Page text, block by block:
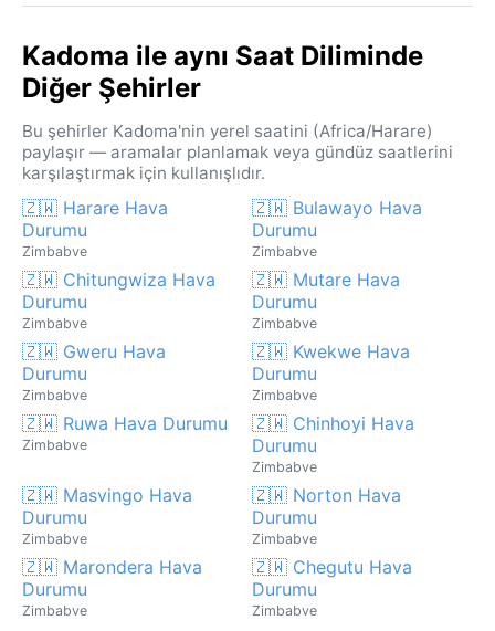
Kadoma ile aynı Saat Diliminde
Diğer Şehirler
Bu şehirler Kadoma'nin yerel saatini (Africa/Harare)
paylaşır — aramalar planlamak veya gündüz saatlerini
karşılaştırmak için kullanışlıdır.
🇿🇼 Harare Hava
Durumu
Zimbabve
🇿🇼 Bulawayo Hava
Durumu
Zimbabve
🇿🇼 Chitungwiza Hava
Durumu
Zimbabve
🇿🇼 Mutare Hava
Durumu
Zimbabve
🇿🇼 Gweru Hava
Durumu
Zimbabve
🇿🇼 Kwekwe Hava
Durumu
Zimbabve
🇿🇼 Ruwa Hava Durumu
Zimbabve
🇿🇼 Chinhoyi Hava
Durumu
Zimbabve
🇿🇼 Masvingo Hava
Durumu
Zimbabve
🇿🇼 Norton Hava
Durumu
Zimbabve
🇿🇼 Marondera Hava
Durumu
Zimbabve
🇿🇼 Chegutu Hava
Durumu
Zimbabve